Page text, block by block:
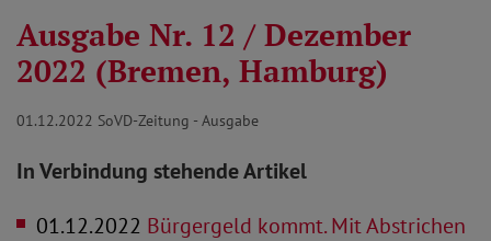
Ausgabe Nr. 12 / Dezember
2022 (Bremen, Hamburg)
01.12.2022 SoVD-Zeitung - Ausgabe
In Verbindung stehende Artikel
01.12.2022 Bürgergeld kommt. Mit Abstrichen